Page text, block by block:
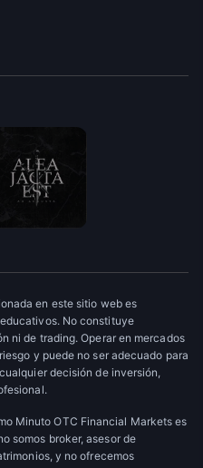
en este sitio web es
No constituye
ni de trading. Operar en mercados
y puede no ser adecuado para
decisión de inversión,
Minuto OTC Financial Markets es
somos broker, asesor de
y no ofrecemos